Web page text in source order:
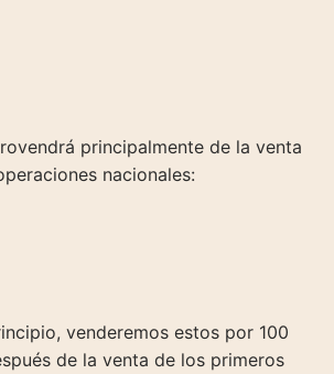
principalmente de la venta
nacionales:
venderemos estos por 100
de la venta de los primeros